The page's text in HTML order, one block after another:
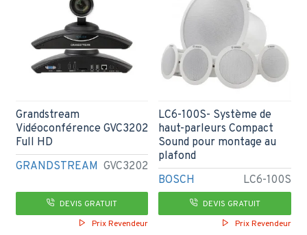
GRANDSTREAM GVC3202
Grandstream
Vidéoconférence GVC3202
Full HD
DEVIS GRATUIT
Prix Revendeur
BOSCH LC6-100S
LC6-100S- Système de
haut-parleurs Compact
Sound pour montage au
plafond
DEVIS GRATUIT
Prix Revendeur